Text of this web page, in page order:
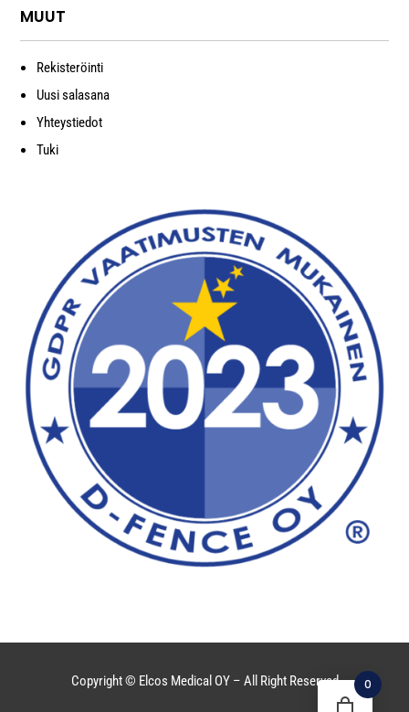
MUUT
Rekisteröinti
Uusi salasana
Yhteystiedot
Tuki
Copyright © Elcos Medical OY – All Right Reserved 0